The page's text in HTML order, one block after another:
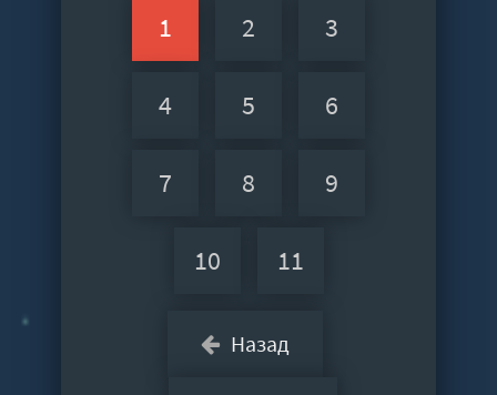
Назад
1 2 3
4 5 6
7 8 9
10 11